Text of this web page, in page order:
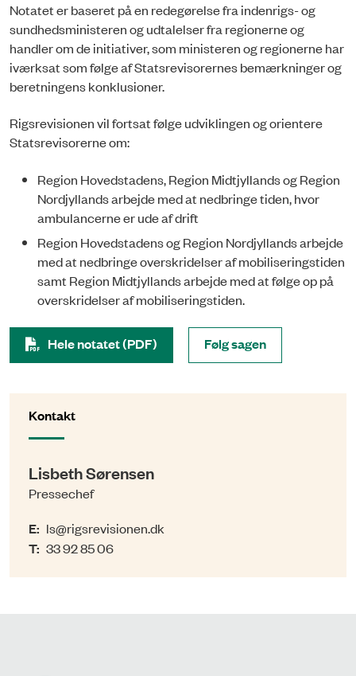
Notatet er baseret på en redegørelse fra indenrigs- og
sundhedsministeren og udtalelser fra regionerne og
handler om de initiativer, som ministeren og regionerne har
iværksat som følge af Statsrevisorernes bemærkninger og
beretningens konklusioner.
Rigsrevisionen vil fortsat følge udviklingen og orientere
Statsrevisorerne om:
Region Hovedstadens, Region Midtjyllands og Region
Nordjyllands arbejde med at nedbringe tiden, hvor
ambulancerne er ude af drift
Region Hovedstadens og Region Nordjyllands arbejde
med at nedbringe overskridelser af mobiliseringstiden
samt Region Midtjyllands arbejde med at følge op på
overskridelser af mobiliseringstiden.
Hele notatet (PDF) Følg sagen
Kontakt
Lisbeth Sørensen
Pressechef
E: ls@rigsrevisionen.dk
T: 33 92 85 06